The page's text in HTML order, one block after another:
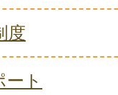
度
ト